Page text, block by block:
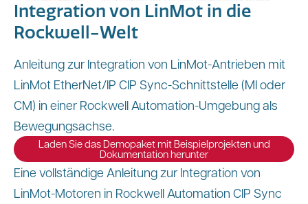
Integration von LinMot in die
Rockwell-Welt
Anleitung zur Integration von LinMot-Antrieben mit
LinMot EtherNet/IP CIP Sync-Schnittstelle (MI oder
CM) in einer Rockwell Automation-Umgebung als
Bewegungsachse.
Laden Sie das Demopaket mit Beispielprojekten und
Dokumentation herunter
Eine vollständige Anleitung zur Integration von
LinMot-Motoren in Rockwell Automation CIP Sync